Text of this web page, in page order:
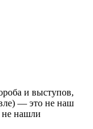
и выступов,
— это не наш
нашли